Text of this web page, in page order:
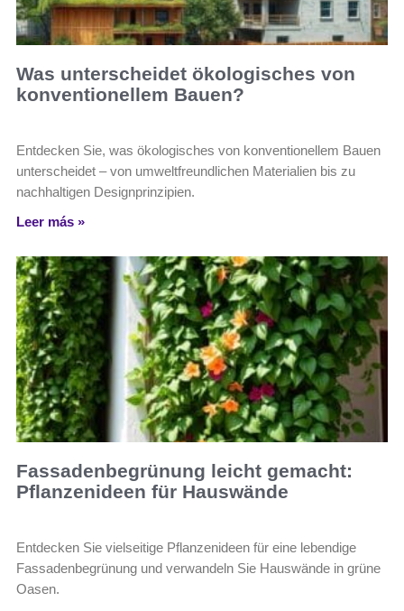
Was unterscheidet ökologisches von
konventionellem Bauen?
Entdecken Sie, was ökologisches von konventionellem Bauen
unterscheidet – von umweltfreundlichen Materialien bis zu
nachhaltigen Designprinzipien.
Leer más »
Fassadenbegrünung leicht gemacht:
Pflanzenideen für Hauswände
Entdecken Sie vielseitige Pflanzenideen für eine lebendige
Fassadenbegrünung und verwandeln Sie Hauswände in grüne
Oasen.